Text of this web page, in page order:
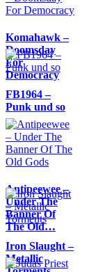
Komahawk –
Doomsday
For
Democracy
FB1964 –
Punk und so
Antipeewee –
Under The
Banner Of
The Old…
Iron Slaught –
Metallic